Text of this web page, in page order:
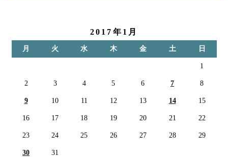
2017年1月
月 火 水 木 金 土 日
1
2 3 4 5 6 7 8
9 10 11 12 13 14 15
16 17 18 19 20 21 22
23 24 25 26 27 28 29
30 31